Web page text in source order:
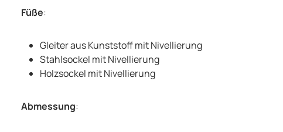
Füße:
Gleiter aus Kunststoff mit Nivellierung
Stahlsockel mit Nivellierung
Holzsockel mit Nivellierung
Abmessung: